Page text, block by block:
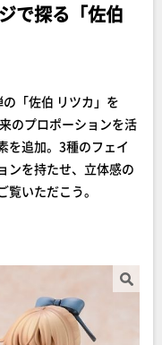
で探る「佐伯
「佐伯 リツカ」を
のプロポーションを活
を追加。3種のフェイ
ンを持たせ、立体感の
いただこう。